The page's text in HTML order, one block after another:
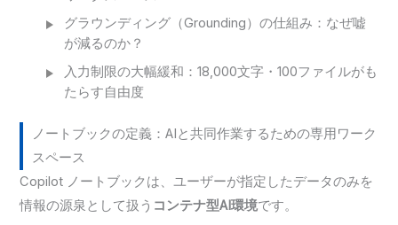
グラウンディング（Grounding）の仕組み：なぜ嘘
が減るのか？
入力制限の大幅緩和：18,000文字・100ファイルがも
たらす自由度
ノートブックの定義：AIと共同作業するための専用ワーク
スペース
Copilot ノートブックは、ユーザーが指定したデータのみを
情報の源泉として扱う コンテナ型AI環境です。